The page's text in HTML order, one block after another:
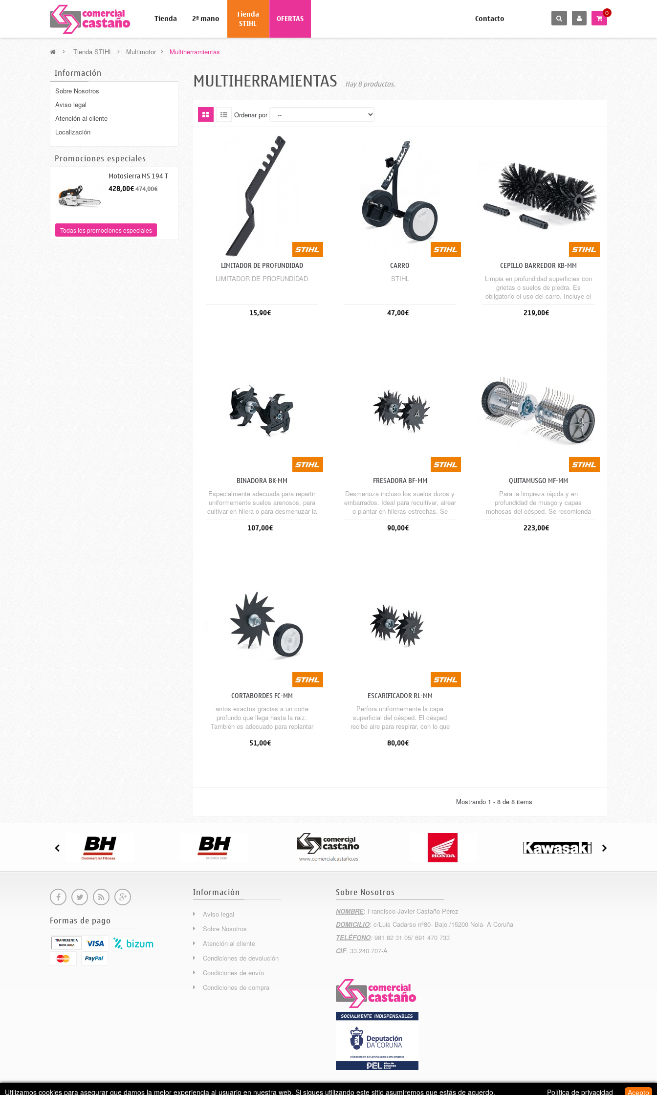
Tienda 2ª mano Tienda
STIHL OFERTAS Contacto
0
> Tienda STIHL > Multimotor > Multiherramientas
Información
Sobre Nosotros
Aviso legal
Atención al cliente
Localización
Promociones especiales
Motosierra MS 194 T
428,00€474,00€
Todas los promociones especiales
MULTIHERRAMIENTAS Hay 8 productos.
Ordenar por
LIMITADOR DE PROFUNDIDAD
LIMITADOR DE PROFUNDIDAD
15,90€
CARRO
STIHL
47,00€
CEPILLO BARREDOR KB-MM
Limpia en profundidad superficies con
grietas o suelos de piedra. Es
obligatorio el uso del carro. Incluye el
protector.
219,00€
BINADORA BK-MM
Especialmente adecuada para repartir
uniformemente suelos arenosos, para
cultivar en hilera o para desmenuzar la
tierra, por ejemplo entre plantas
cultivadas. Se recomienda usar el
107,00€
FRESADORA BF-MM
Desmenuza incluso los suelos duros y
embarrados. Ideal para recultivar, airear
o plantar en hileras estrechas. Se
recomienda usar el carro.
90,00€
QUITAMUSGO MF-MM
Para la limpieza rápida y en
profundidad de musgo y capas
mohosas del césped. Se recomienda
usar el carro. Incluye el protector.
223,00€
CORTABORDES FC-MM
antos exactos gracias a un corte
profundo que llega hasta la raiz.
También es adecuado para replantar
césped. Se recomienda usar el carro.
51,00€
ESCARIFICADOR RL-MM
Perfora uniformemente la capa
superficial del césped. El césped
recibe aire para respirar, con lo que
mejora notablemente la penetración de
nutrientes y el crecimiento de las
80,00€
Mostrando 1 - 8 de 8 items
Formas de pago
Información
Aviso legal
Sobre Nosotros
Atención al cliente
Condiciones de devolución
Condiciones de envío
Condiciones de compra
Sobre Nosotros
NOMBRE: Francisco Javier Castaño Pérez
DOMICILIO: c/Luis Cadarso nº80- Bajo /15200 Noia- A Coruña
TELÉFONO: 981 82 31 05/ 691 470 733
CIF: 33.240.707-A
Copyright 2015InfoNova
Utilizamos cookies para asegurar que damos la mejor experiencia al usuario en nuestra web. Si sigues utilizando este sitio asumiremos que estás de acuerdo. Política de privacidad Acepto